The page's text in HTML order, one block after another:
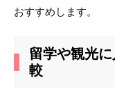
おすすめします。
留学や観光
較